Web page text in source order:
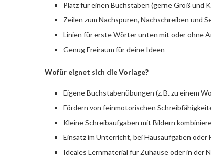
Platz für einen Buchstaben (gerne Groß und
Zeilen zum Nachspuren, Nachschreiben und
Linien für erste Wörter unten mit oder ohne
Genug Freiraum für deine Ideen
Wofür eignet sich die Vorlage?
Eigene Buchstabenübungen (z. B. zu einem
Fördern von feinmotorischen
Kleine Schreibaufgaben mit Bildern
Einsatz im Unterricht, bei Hausaufgaben oder
Ideales Lernmaterial für Zuhause oder in der